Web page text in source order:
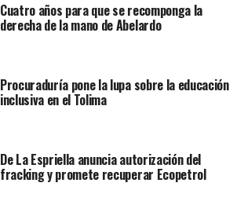
Cuatro años para que se recomponga la
derecha de la mano de Abelardo
Procuraduría pone la lupa sobre la educación
inclusiva en el Tolima
De La Espriella anuncia autorización del
fracking y promete recuperar Ecopetrol